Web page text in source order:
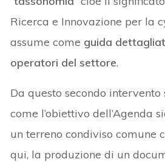
Ricerca e Innovazione per la
assume come guida
operatori del settore.
Da questo secondo intervento
come l’obiettivo dell’Agenda
un terreno condiviso comune
qui, la produzione di un